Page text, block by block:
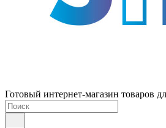
Готовый интернет-магазин товаров